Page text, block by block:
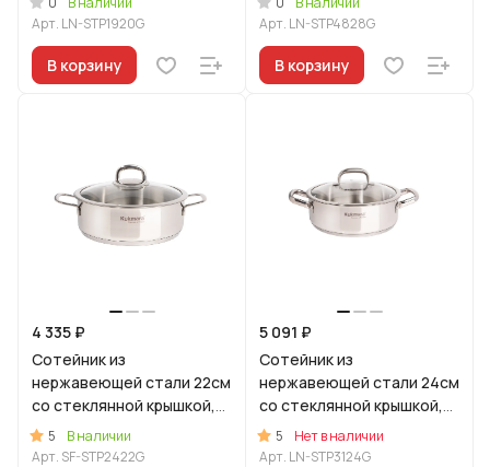
Арт. LN-STP1920G
В корзину
Арт. LN-STP4828G
В корзину
4 335 ₽
Сотейник из
нержавеющей стали 22см
со стеклянной крышкой,
линия "Сафия"
5
В наличии
Арт. SF-STP2422G
5 091 ₽
Сотейник из
нержавеющей стали 24см
со стеклянной крышкой,
линия "Леон"
5
Нет в наличии
Арт. LN-STP3124G